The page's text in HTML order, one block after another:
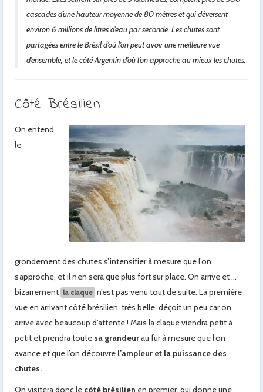
cascades d’une hauteur moyenne de 80 mètres et qui déversent
environ 6 millions de litres d’eau par seconde. Les chutes sont
partagées entre le Brésil d’où l’on peut avoir une meilleure vue
d’ensemble, et le côté Argentin d’où l’on approche au mieux les chutes.
Côté Brésilien
On entend
le
grondement des chutes s’intensifier à mesure que l’on
s’approche, et il n’en sera que plus fort sur place. On arrive et …
bizarrement la claque n’est pas venu tout de suite. La première
vue en arrivant côté brésilien, très belle, déçoit un peu car on
arrive avec beaucoup d’attente ! Mais la claque viendra petit à
petit et prendra toute sa grandeurau fur à mesure que l’on
avance et que l’on découvre l’ampleur et la puissance des
chutes.
On visitera donc le côté brésilien en premier, qui donne une